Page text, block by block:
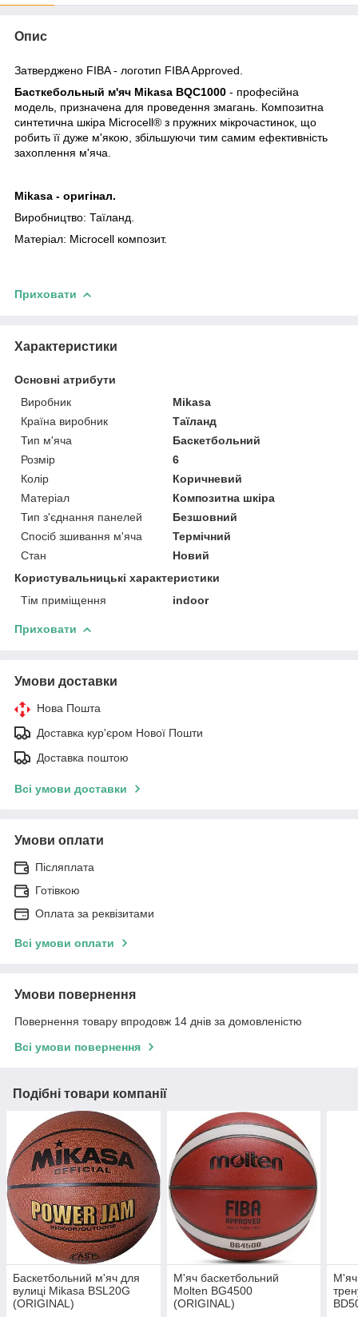
Опис
Затверджено FIBA - логотип FIBA Approved.
Басткебольный м'яч Mikasa BQС1000 - професійна
модель, призначена для проведення змагань. Композитна
синтетична шкіра Microcell® з пружних мікрочастинок, що
робить її дуже м'якою, збільшуючи тим самим ефективність
захоплення м'яча.
Mikasa - оригінал.
Виробництво: Таїланд.
Матеріал: Microcell композит.
Приховати
Характеристики
Основні атрибути
Виробник
Mikasa
Країна виробник
Таїланд
Тип м'яча
Баскетбольний
Розмір
6
Колір
Коричневий
Матеріал
Композитна шкіра
Тип з'єднання панелей
Безшовний
Спосіб зшивання м'яча
Термічний
Стан
Новий
Користувальницькі характеристики
Тім приміщення
indoor
Приховати
Умови доставки
Нова Пошта
Доставка кур'єром Нової Пошти
Доставка поштою
Всі умови доставки
Умови оплати
Післяплата
Готівкою
Оплата за реквізитами
Всі умови оплати
Умови повернення
Повернення товару впродовж 14 днів за домовленістю
Всі умови повернення
Подібні товари компанії
Баскетбольний м'яч для
вулиці Mikasa BSL20G
(ORIGINAL)
М'яч баскетбольний
Molten BG4500
(ORIGINAL)
М'яч